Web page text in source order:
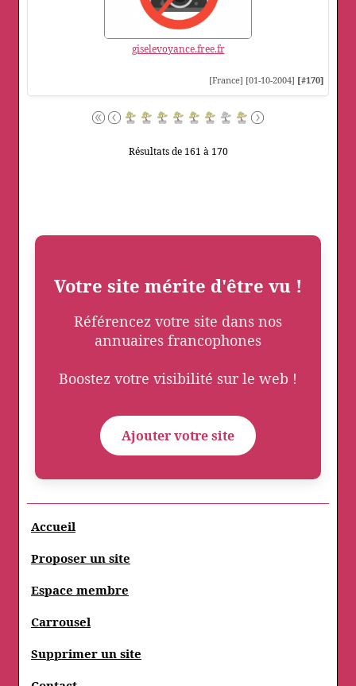
giselevoyance.free.fr
[France] [01-10-2004] [#170]
Résultats de 161 à 170
Votre site mérite d'être vu !
Référencez votre site dans nos
annuaires francophones
Boostez votre visibilité sur le web !
Ajouter votre site
Accueil
Proposer un site
Espace membre
Carrousel
Supprimer un site